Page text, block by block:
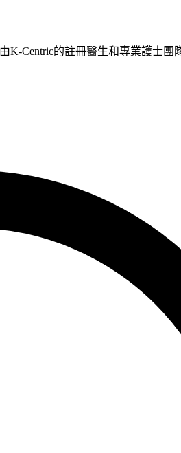
Centric的註冊醫生和專業護士團